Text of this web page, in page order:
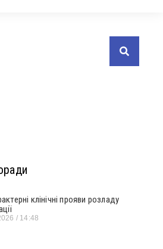
клінічні прояви розладу
14:48